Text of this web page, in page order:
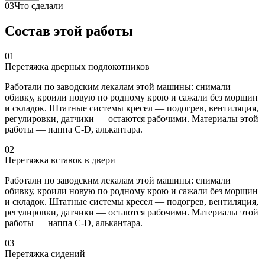
03Что сделали
Состав этой работы
01
Перетяжка дверных подлокотников
Работали по заводским лекалам этой машины: снимали
обивку, кроили новую по родному крою и сажали без морщин
и складок. Штатные системы кресел — подогрев, вентиляция,
регулировки, датчики — остаются рабочими. Материалы этой
работы — наппа C-D, алькантара.
02
Перетяжка вставок в двери
Работали по заводским лекалам этой машины: снимали
обивку, кроили новую по родному крою и сажали без морщин
и складок. Штатные системы кресел — подогрев, вентиляция,
регулировки, датчики — остаются рабочими. Материалы этой
работы — наппа C-D, алькантара.
03
Перетяжка сидений